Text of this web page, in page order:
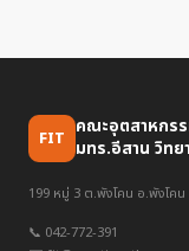
FIT คณะอุตสาหกรร
มทร.อีสาน วิทย
199 หมู่ 3 ต.พังโคน อ.พังโค
📞 042-772-391